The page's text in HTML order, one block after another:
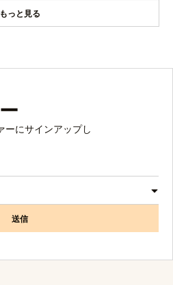
もっと見る
にサインアップし
送信